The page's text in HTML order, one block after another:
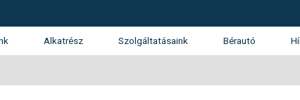
Alkatrész Szolgáltatásaink Bérautó